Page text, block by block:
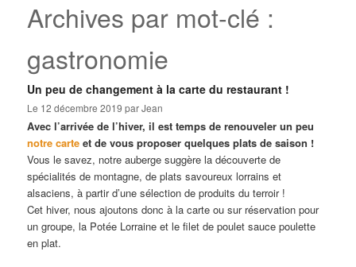
Archives par mot-clé :
gastronomie
Un peu de changement à la carte du restaurant !
Le 12 décembre 2019 parJean
Avec l’arrivée de l’hiver, il est temps de renouveler un peu
notre carte et de vous proposer quelques plats de saison !
Vous le savez, notre auberge suggère la découverte de
spécialités de montagne, de plats savoureux lorrains et
alsaciens, à partir d’une sélection de produits du terroir !
Cet hiver, nous ajoutons donc à la carte ou sur réservation pour
un groupe, la Potée Lorraine et le filet de poulet sauce poulette
en plat.